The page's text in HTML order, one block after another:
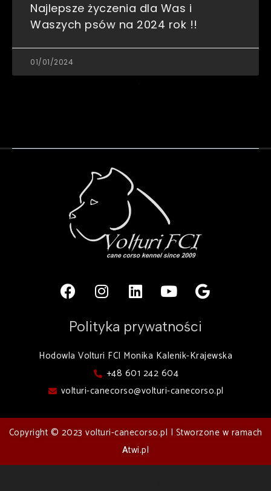
Najlepsze życzenia dla Was i
Waszych psów na 2024 rok !!
01/01/2024
Polityka prywatności
Hodowla Volturi FCI Monika Kalenik-Krajewska
+48 601 242 604
volturi-canecorso@volturi-canecorso.pl
Copyright © 2023 volturi-canecorso.pl | Stworzone w ramach
Atwi.pl